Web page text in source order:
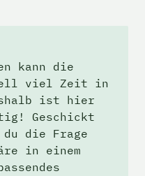
kann die
viel Zeit in
ist hier
Geschickt
die Frage
in einem